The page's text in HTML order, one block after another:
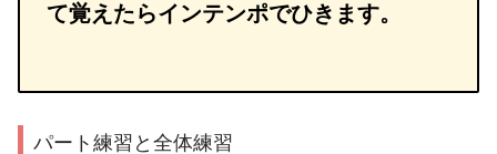
て覚えたらインテンポでひきます。
パート練習と全体練習